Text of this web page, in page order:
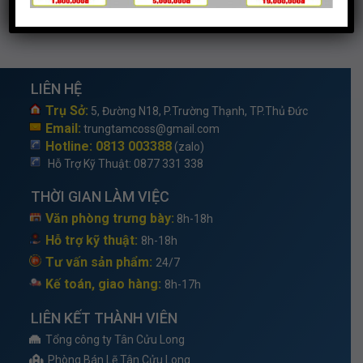
LIÊN HỆ
Trụ Sở: 5, Đường N18, P.Trường Thạnh, TP.Thủ Đức
Email: trungtamcoss@gmail.com
Hotline: 0813 003388(zalo)
Hỗ Trợ Kỹ Thuật: 0877 331 338
THỜI GIAN LÀM VIỆC
Văn phòng trưng bày: 8h-18h
Hỗ trợ kỹ thuật: 8h-18h
Tư vấn sản phẩm: 24/7
Kế toán, giao hàng: 8h-17h
LIÊN KẾT THÀNH VIÊN
Tổng công ty Tân Cửu Long
Phòng Bán Lẽ Tân Cửu Long